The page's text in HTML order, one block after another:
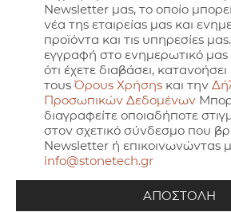
Newsletter μας, το οποίο
νέα της εταιρείας μας και
προϊόντα και τις υπηρεσίες
εγγραφή στο ενημερωτικό μας
ότι έχετε διαβάσει,
τους Όρους Χρήσης και την
Προσωπικών Δεδομένων
διαγραφείτε οποιαδήποτε
στον σχετικό σύνδεσμο που
Newsletter ή επικοινωνώντας
info@stonetech.gr